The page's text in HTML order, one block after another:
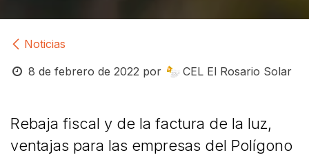
Noticias
8 de febrero de 2022 por CEL El Rosario Solar
Rebaja fiscal y de la factura de la luz,
ventajas para las empresas del Polígono